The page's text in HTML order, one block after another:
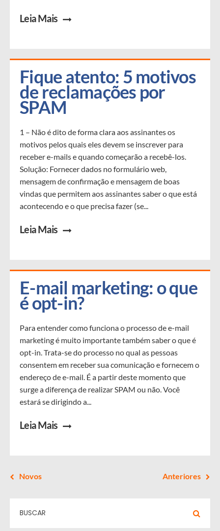
Leia Mais
Fique atento: 5 motivos
de reclamações por
SPAM
1 – Não é dito de forma clara aos assinantes os
motivos pelos quais eles devem se inscrever para
receber e-mails e quando começarão a recebê-los.
Solução: Fornecer dados no formulário web,
mensagem de confirmação e mensagem de boas
vindas que permitem aos assinantes saber o que está
acontecendo e o que precisa fazer (se...
Leia Mais
E-mail marketing: o que
é opt-in?
Para entender como funciona o processo de e-mail
marketing é muito importante também saber o que é
opt-in. Trata-se do processo no qual as pessoas
consentem em receber sua comunicação e fornecem o
endereço de e-mail. É a partir deste momento que
surge a diferença de realizar SPAM ou não. Você
estará se dirigindo a...
Leia Mais
Novos Anteriores